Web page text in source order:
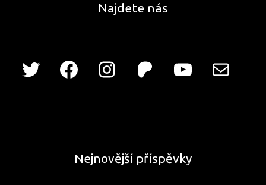
Najdete nás
Nejnovější příspěvky